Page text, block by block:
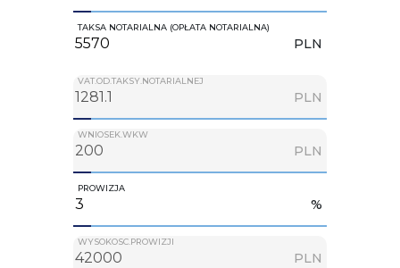
TAKSA NOTARIALNA (OPŁATA NOTARIALNA)
PLN
VAT.OD.TAKSY.NOTARIALNEJ
PLN
WNIOSEK.WKW
PLN
PROWIZJA
%
WYSOKOSC.PROWIZJI
PLN